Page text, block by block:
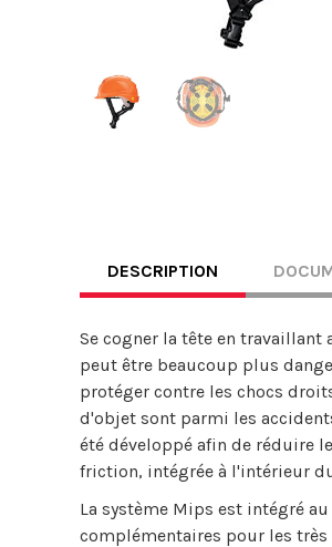
DESCRIPTION
Se cogner la tête en travaillant
peut être beaucoup plus
protéger contre les chocs
d'objet sont parmi les
été développé afin de réduire
friction, intégrée à l'intérieur
La système Mips est intégré
complémentaires pour les très